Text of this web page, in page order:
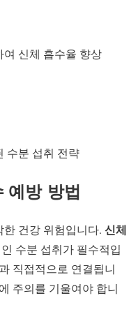
신체 흡수율 향상
수분 섭취 전략
예방방법
건강 위험입니다. 신체
수분 섭취가 필수적입
직접적으로 연결됩니
주의를 기울여야 합니